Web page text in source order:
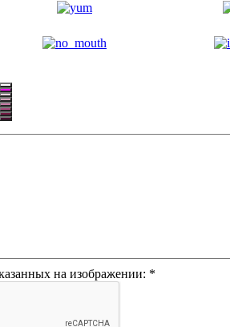
на изображении: *